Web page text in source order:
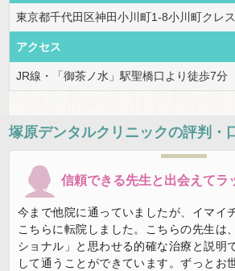
東京都千代田区神田小川町1-8小川町クレ
アクセス
JR線・「御茶ノ水」駅聖橋口より徒歩7分
塚原デンタルクリニックの評判・
信頼できる先生と出会えてラ
今まで他院に通っていましたが、イマイ
こちらに転院しました。こちらの先生は
ショナル」と思わせる的確な治療と説明
して通うことができています。ずっとお